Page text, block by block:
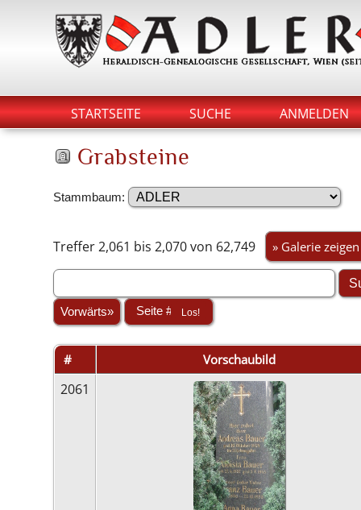
STARTSEITE SUCHE ANMELDEN
Grabsteine
Stammbaum:
Treffer 2,061 bis 2,070 von 62,749 » Galerie zeigen
Vorwärts»
# Vorschaubild
2061